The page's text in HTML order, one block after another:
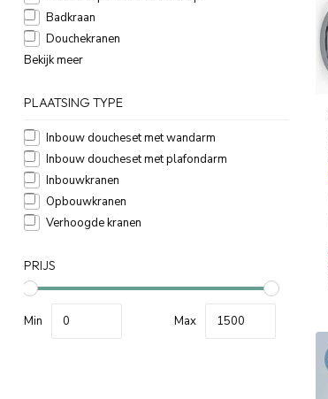
Badkraan
Douchekranen
Bekijk meer
PLAATSING TYPE
Inbouw doucheset met wandarm
Inbouw doucheset met plafondarm
Inbouwkranen
Opbouwkranen
Verhoogde kranen
PRIJS
Min Max